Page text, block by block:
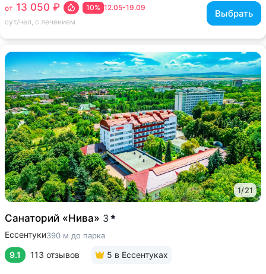
12.05-19.09
10%
от 13 050 ₽
сут/чел, с лечением
Выбрать
1/21
Санаторий «Нива» 3
Ессентуки390 м до парка
9.1 113 отзывов 5 в Ессентуках